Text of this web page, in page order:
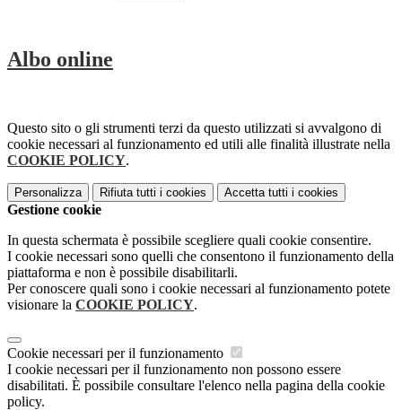
Albo online
Questo sito o gli strumenti terzi da questo utilizzati si avvalgono di
cookie necessari al funzionamento ed utili alle finalità illustrate nella
COOKIE POLICY.
Personalizza Rifiuta tutti i cookies Accetta tutti i cookies
Gestione cookie
In questa schermata è possibile scegliere quali cookie consentire.
I cookie necessari sono quelli che consentono il funzionamento della
piattaforma e non è possibile disabilitarli.
Per conoscere quali sono i cookie necessari al funzionamento potete
visionare la COOKIE POLICY.
Cookie necessari per il funzionamento
I cookie necessari per il funzionamento non possono essere
disabilitati. È possibile consultare l'elenco nella pagina della cookie
policy.